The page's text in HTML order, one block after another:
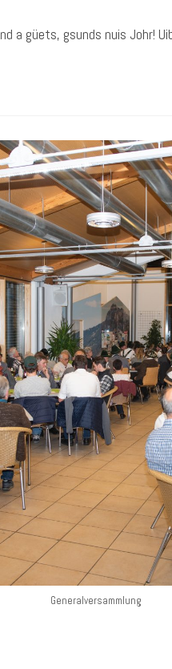
a güets, gsunds nuis Johr!
Generalversammlung